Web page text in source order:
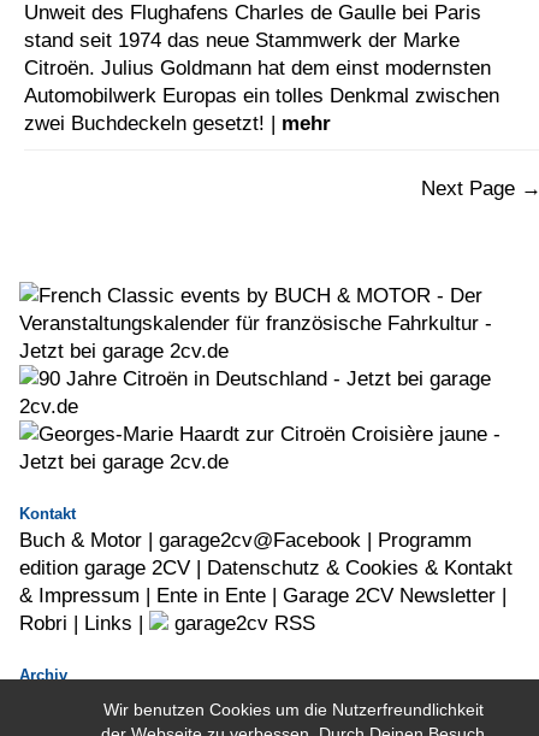
Wir benutzen Cookies um die Nutzerfreundlichkeit
Unweit des Flughafens Charles de Gaulle bei Paris
stand seit 1974 das neue Stammwerk der Marke
Citroën. Julius Goldmann hat dem einst modernsten
Automobilwerk Europas ein tolles Denkmal zwischen
zwei Buchdeckeln gesetzt! | mehr
Next Page
Kontakt
Buch & Motor| garage2cv@Facebook | Programm
edition garage 2CV | Datenschutz & Cookies & Kontakt
& Impressum | Ente in Ente | Garage 2CV Newsletter |
Robri | Links | garage2cv RSS
Archiv
Alle Garage2cv-Artikel|Borgward|Citroën in